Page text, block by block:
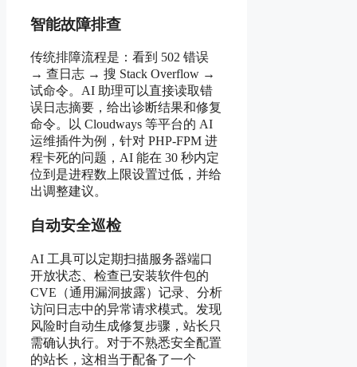
智能故障排查
传统排障流程是：看到 502 错误
→ 查日志 → 搜 Stack Overflow →
试命令。AI 助理可以直接读取错
误日志摘要，给出诊断结果和修复
命令。以 Cloudways 等平台的 AI
运维插件为例，针对 PHP-FPM 进
程卡死的问题，AI 能在 30 秒内定
位到是进程数上限设置过低，并给
出调整建议。
自动安全巡检
AI 工具可以定期扫描服务器端口
开放状态、检查已安装软件包的
CVE（通用漏洞披露）记录、分析
访问日志中的异常请求模式。发现
风险时自动生成修复步骤，站长只
需确认执行。对于不熟悉安全配置
的站长，这相当于配备了一个